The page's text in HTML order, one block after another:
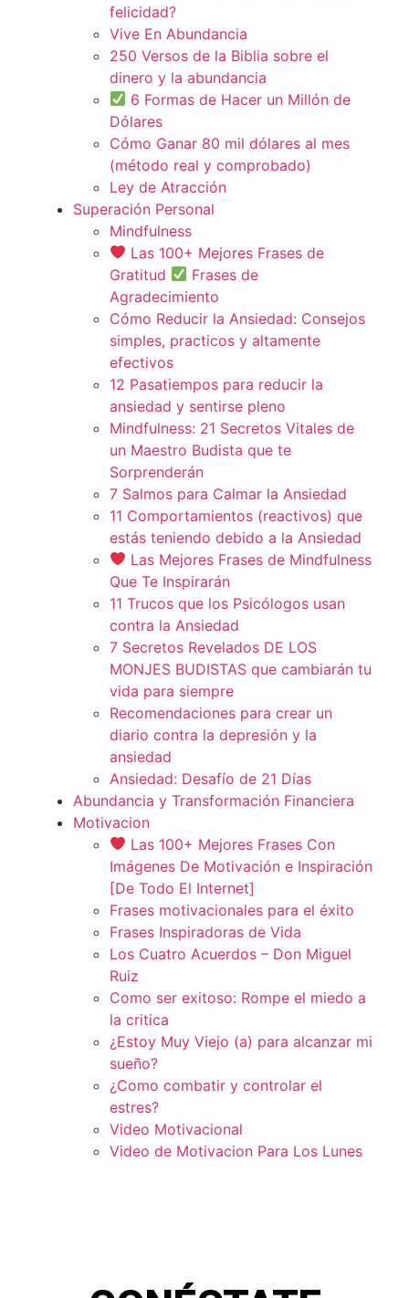
felicidad?
Vive En Abundancia
250 Versos de la Biblia sobre el
dinero y la abundancia
6 Formas de Hacer un Millón de
Dólares
Cómo Ganar 80 mil dólares al mes
(método real y comprobado)
Ley de Atracción
Superación Personal
Mindfulness
Las 100+ Mejores Frases de
Gratitud
Frases de
Agradecimiento
Cómo Reducir la Ansiedad: Consejos
simples, practicos y altamente
efectivos
12 Pasatiempos para reducir la
ansiedad y sentirse pleno
Mindfulness: 21 Secretos Vitales de
un Maestro Budista que te
Sorprenderán
7 Salmos para Calmar la Ansiedad
11 Comportamientos (reactivos) que
estás teniendo debido a la Ansiedad
Las Mejores Frases de Mindfulness
Que Te Inspirarán
11 Trucos que los Psicólogos usan
contra la Ansiedad
7 Secretos Revelados DE LOS
MONJES BUDISTAS que cambiarán tu
vida para siempre
Recomendaciones para crear un
diario contra la depresión y la
ansiedad
Ansiedad: Desafío de 21 Días
Abundancia y Transformación Financiera
Motivacion
Las 100+ Mejores Frases Con
Imágenes De Motivación e Inspiración
[De Todo El Internet]
Frases motivacionales para el éxito
Frases Inspiradoras de Vida
Los Cuatro Acuerdos – Don Miguel
Ruiz
Como ser exitoso: Rompe el miedo a
la critica
¿Estoy Muy Viejo (a) para alcanzar mi
sueño?
¿Como combatir y controlar el
estres?
Video Motivacional
Video de Motivacion Para Los Lunes